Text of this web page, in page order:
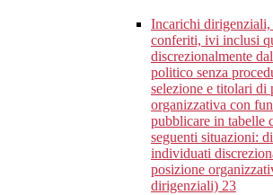
Incarichi dirigenziali,
conferiti, ivi inclusi
discrezionalmente
politico senza
selezione e titolari di
organizzativa con
pubblicare in tabelle
seguenti situazioni:
individuati
posizione
dirigenziali) 23